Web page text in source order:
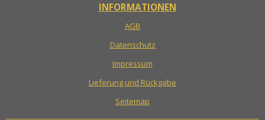
INFORMATIONEN
AGB
Datenschutz
Impressum
Lieferung und Rückgabe
Seitemap